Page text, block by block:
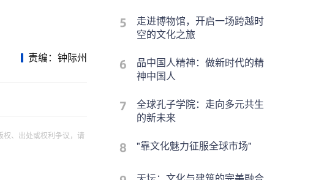
责编：钟际州
、出处或权利争议，请
走进博物馆，开启一场跨越时
空的文化之旅
品中国人精神：做新时代的精
神中国人
全球孔子学院：走向多元共生
的新未来
"靠文化魅力征服全球市场"